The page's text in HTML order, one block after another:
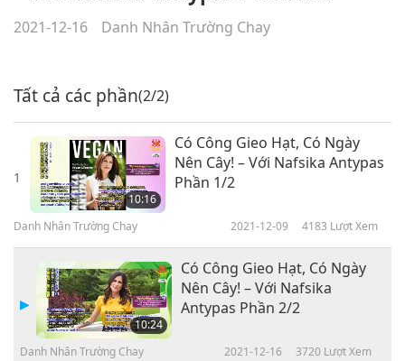
2021-12-16 Danh Nhân Trường Chay
Tất cả các phần(2/2)
1
10:16
Có Công Gieo Hạt, Có Ngày
Nên Cây! – Với Nafsika Antypas
Phần 1/2
Danh Nhân Trường Chay 2021-12-09 4183 Lượt Xem
10:24
Có Công Gieo Hạt, Có Ngày
Nên Cây! – Với Nafsika
Antypas Phần 2/2
Danh Nhân Trường Chay 2021-12-16 3720 Lượt Xem